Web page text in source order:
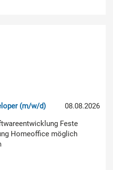
08.08.2026
(m/w/d)
Feste
Homeoffice möglich